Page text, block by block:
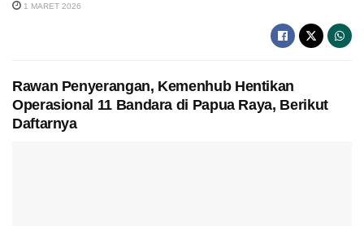
1 MARET 2026
Rawan Penyerangan, Kemenhub Hentikan
Operasional 11 Bandara di Papua Raya, Berikut
Daftarnya